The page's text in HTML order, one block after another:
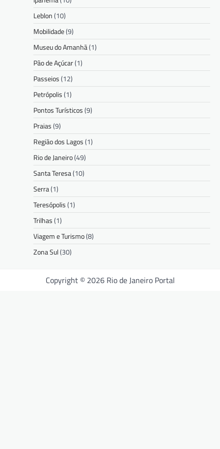
Leblon(10)
Mobilidade(9)
Museu do Amanhã(1)
Pão de Açúcar(1)
Passeios(12)
Petrópolis(1)
Pontos Turísticos(9)
Praias(9)
Região dos Lagos(1)
Rio de Janeiro(49)
Santa Teresa(10)
Serra(1)
Teresópolis(1)
Trilhas(1)
Viagem e Turismo(8)
Zona Sul(30)
Copyright © 2026 Rio de Janeiro Portal